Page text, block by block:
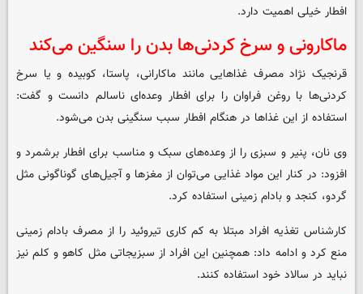
افطار خیلی اهمیت دارد.
ماکارونی و سرخ کردنی‌ها بدن را سنگین می‌کند
قرنجیک نژاد مصرف غذاهایی مانند ماکارانی، پاستا، کوبیده و یا سرخ
کردنی‌ها با روغن فراوان را برای افطار وعده‌ای ناسالم دانست و گفت:
استفاده از این غذاها در هنگام افطار سبب سنگینی بدن می‌شود.
وی نان، پنیر و سبزی را از وعده‌های سبک و مناسب برای افطار برشمرد و
افزود: در کنار این مواد غذایی می‌توان از مغزها و آجیل‌های گوناگونی مثل
گردو، کنجد و بادام زمینی استفاده کرد.
کارشناس تغذیه افراد مبتلا به کم کاری تیروئید را از مصرف بادام زمینی
منع کرد و ادامه داد: همچنین این افراد از سبزیجاتی مثل کاهو و کلم نیز
نباید در سالاد خود استفاده کنند.